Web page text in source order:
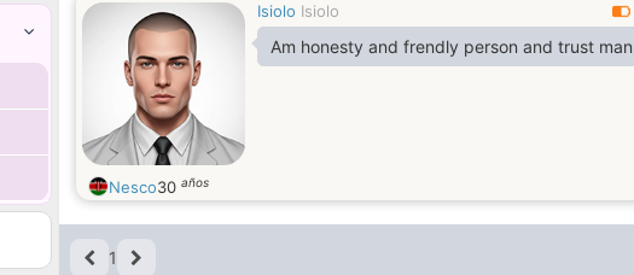
Isiolo Isiolo
Am honesty and frendly person and trust man
Nesco30 años
1